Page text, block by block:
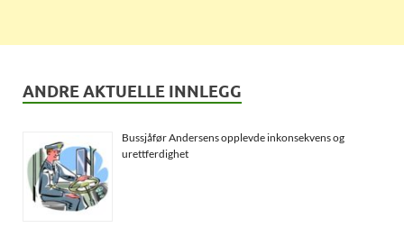
ANDRE AKTUELLE INNLEGG
Bussjåfør Andersens opplevde inkonsekvens og
urettferdighet